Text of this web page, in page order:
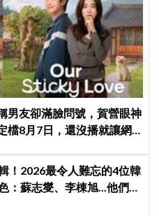
男友卻滿臉問號，賀營眼神
檔8月7日，還沒播就讓網
！2026最令人難忘的4位韓
：蘇志燮、李棟旭...他們連